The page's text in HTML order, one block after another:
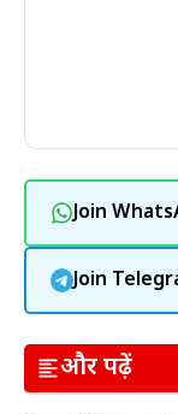
Join
Join
और पढ़ें